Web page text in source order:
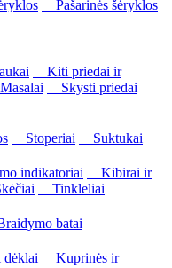
Pašarinės šėryklos
Kiti priedai ir
Skysti priedai
Stoperiai
Suktukai
indikatoriai
Kibirai ir
Tinkleliai
batai
Kuprinės ir